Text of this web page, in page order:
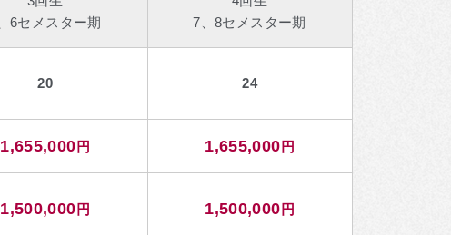
6セメスター期
7、8セメスター期
20 24
1,655,000 円 1,655,000 円
1,500,000 円 1,500,000 円